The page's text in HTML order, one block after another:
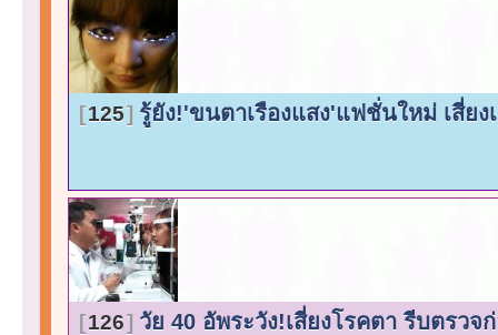
125 รู้ยัง!'ขนตาเรืองแสง'แฟชั่นใหม่ เสี่ย
126 วัย 40 อัพระวัง!เสี่ยงโรคตา รีบตรว